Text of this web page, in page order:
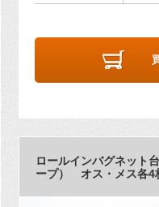
ロールインバグネット
ープ） オス・メス各4